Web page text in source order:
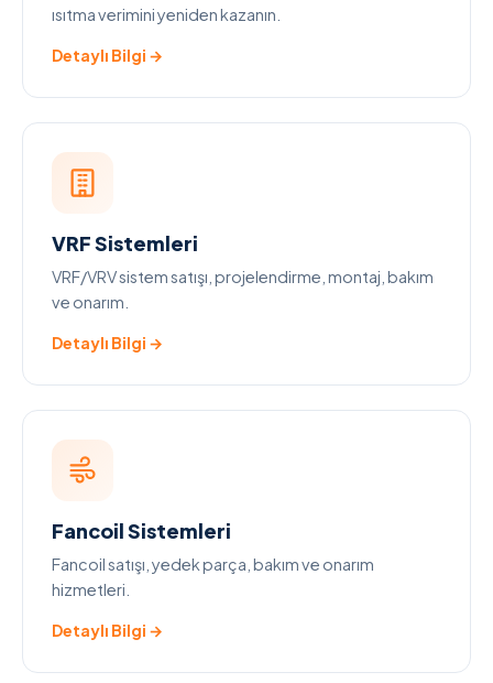
ısıtma verimini yeniden kazanın.
Detaylı Bilgi →
VRF Sistemleri
VRF/VRV sistem satışı, projelendirme, montaj, bakım
ve onarım.
Detaylı Bilgi →
Fancoil Sistemleri
Fancoil satışı, yedek parça, bakım ve onarım
hizmetleri.
Detaylı Bilgi →